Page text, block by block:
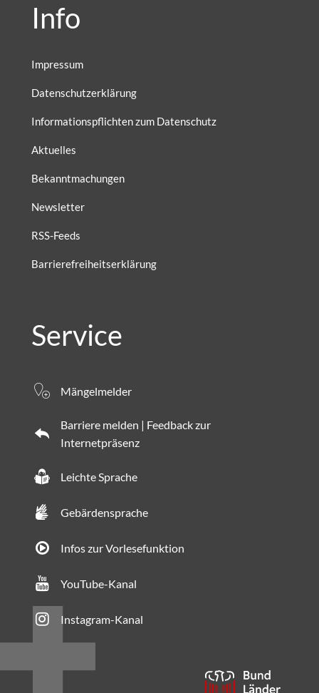
Info
Impressum
Datenschutzerklärung
Informationspflichten zum Datenschutz
Aktuelles
Bekanntmachungen
Newsletter
RSS-Feeds
Barrierefreiheitserklärung
Service
Mängelmelder
Barriere melden | Feedback zur
Internetpräsenz
Leichte Sprache
Gebärdensprache
Infos zur Vorlesefunktion
YouTube-Kanal
Instagram-Kanal